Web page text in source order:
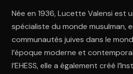
Née en 1936, Lucette Valensi est
spécialiste du monde musulman,
communautés juives dans le
l’époque moderne et
l’EHESS, elle a également créé